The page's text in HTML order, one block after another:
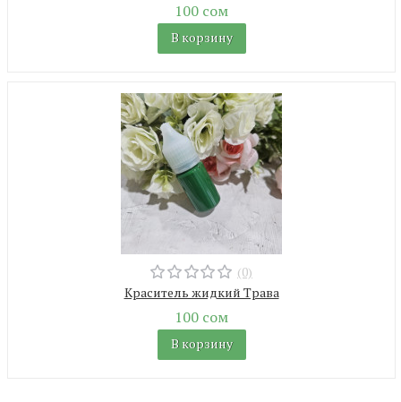
100 сом
В корзину
(0)
Краситель жидкий Трава
100 сом
В корзину